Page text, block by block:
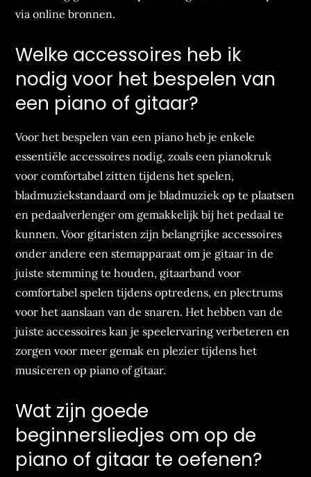
via online bronnen.
Welke accessoires heb ik
nodig voor het bespelen van
een piano of gitaar?
Voor het bespelen van een piano heb je enkele
essentiële accessoires nodig, zoals een pianokruk
voor comfortabel zitten tijdens het spelen,
bladmuziekstandaard om je bladmuziek op te plaatsen
en pedaalverlenger om gemakkelijk bij het pedaal te
kunnen. Voor gitaristen zijn belangrijke accessoires
onder andere een stemapparaat om je gitaar in de
juiste stemming te houden, gitaarband voor
comfortabel spelen tijdens optredens, en plectrums
voor het aanslaan van de snaren. Het hebben van de
juiste accessoires kan je speelervaring verbeteren en
zorgen voor meer gemak en plezier tijdens het
musiceren op piano of gitaar.
Wat zijn goede
beginnersliedjes om op de
piano of gitaar te oefenen?